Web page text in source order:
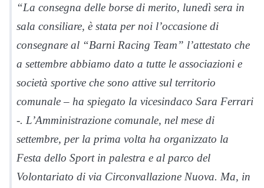
“La consegna delle borse di merito, lunedì sera in
sala consiliare, è stata per noi l’occasione di
consegnare al “Barni Racing Team” l’attestato che
a settembre abbiamo dato a tutte le associazioni e
società sportive che sono attive sul territorio
comunale – ha spiegato la vicesindaco Sara Ferrari
-. L’Amministrazione comunale, nel mese di
settembre, per la prima volta ha organizzato la
Festa dello Sport in palestra e al parco del
Volontariato di via Circonvallazione Nuova. Ma, in